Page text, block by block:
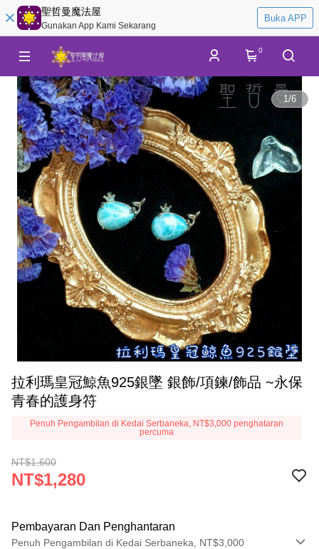
聖哲曼魔法屋
Gunakan App Kami Sekarang
Buka APP
0
1/6
拉利瑪皇冠鯨魚925銀墜 銀飾/項鍊/飾品 ~永保
青春的護身符
Penuh Pengambilan di Kedai Serbaneka, NT$3,000 penghataran
percuma
NT$1,600
NT$1,280
Pembayaran Dan Penghantaran
Penuh Pengambilan di Kedai Serbaneka, NT$3,000